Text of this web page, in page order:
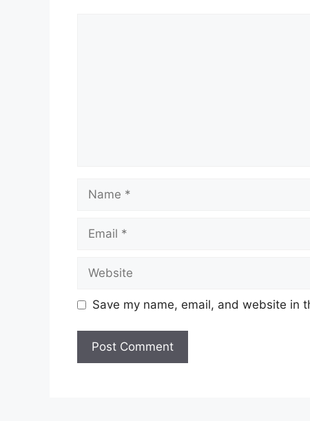
Save my name, email, and website in